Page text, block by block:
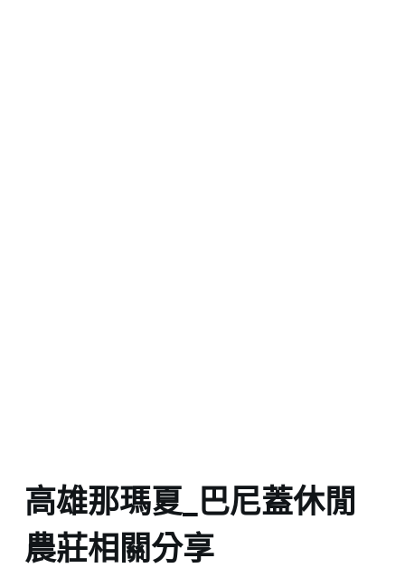
高雄那瑪夏_巴尼蓋休閒
農莊相關分享